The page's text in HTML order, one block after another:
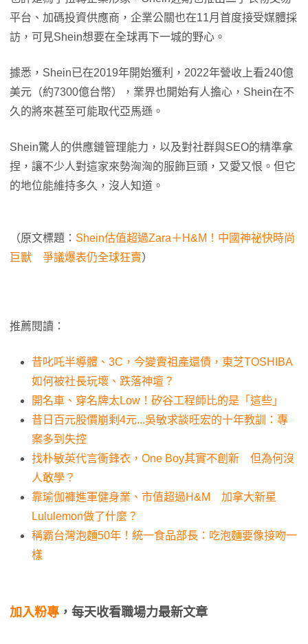
平台、加碼投資供應商，企業公關也在11月首度接受媒體採
訪，可見Shein想要在全球再下一城的野心。
據悉，Shein已在2019年開始獲利，2022年營收上看240億
美元（約7300億台幣），業界也開始有人擔心，Shein在不
久的將來甚至可能取代亞馬遜。
Shein驚人的供應鏈管理能力，以及對社群與SEO的精準拿
捏，讓不少人對這家來勢洶洶的服飾巨頭，又愛又恨。但它
的地位能維持多久，沒人知道。
（原文標題： Shein估值超過Zara＋H&M！中國神祕快時尚
巨獸 爭議爆表仍全球狂賣）
推薦閱讀：
昔叱吒半導體、3C，今變賣祖產還債，東芝TOSHIBA
如何被社長玩壞、跌落神壇？
開名車、穿名牌太Low！矽谷工程師比的是「這些」
昔日百元股價崩剩4元...吳敏求談旺宏的十年教訓：專
案多到失控
找朴敏英代言衝鋒衣，One Boy其實不創新 但為何沒
人敢學？
靠瑜伽褲進軍健身業、市值超過H&M 加拿大新星
Lululemon做了什麼？
稱霸台灣泡麵50年！統一食品部長：吃泡麵要像接吻一
樣
加入粉專 ，每天收看職場力最新文章